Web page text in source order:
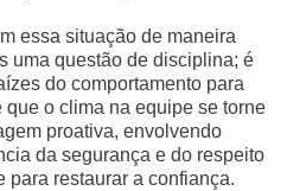
essa situação de maneira
uma questão de disciplina; é
do comportamento para
o clima na equipe se torne
proativa, envolvendo
da segurança e do respeito
para restaurar a confiança.